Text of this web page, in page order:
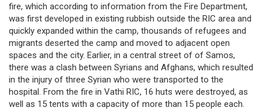
fire, which according to information from the Fire Department,
was first developed in existing rubbish outside the RIC area and
quickly expanded within the camp, thousands of refugees and
migrants deserted the camp and moved to adjacent open
spaces and the city. Earlier, in a central street of of Samos,
there was a clash between Syrians and Afghans, which resulted
in the injury of three Syrian who were transported to the
hospital. From the fire in Vathi RIC, 16 huts were destroyed, as
well as 15 tents with a capacity of more than 15 people each.